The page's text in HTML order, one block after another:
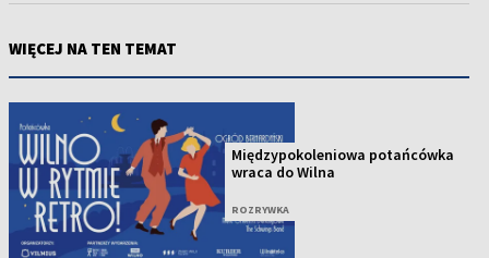
WIĘCEJ NA TEN TEMAT
Międzypokoleniowa potańcówka
wraca do Wilna
ROZRYWKA